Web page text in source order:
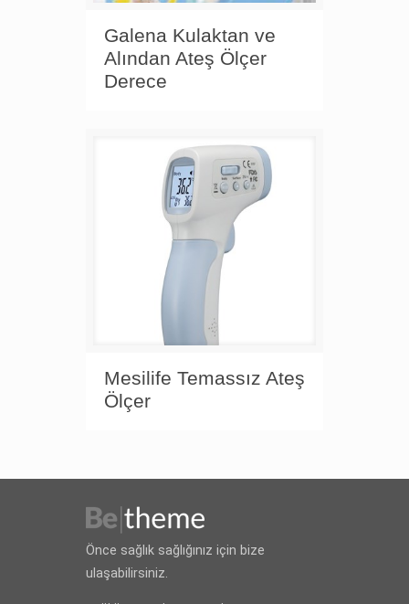
Galena Kulaktan ve
Alından Ateş Ölçer
Derece
Mesilife Temassız Ateş
Ölçer
Önce sağlık sağlığınız için bize
ulaşabilirsiniz.